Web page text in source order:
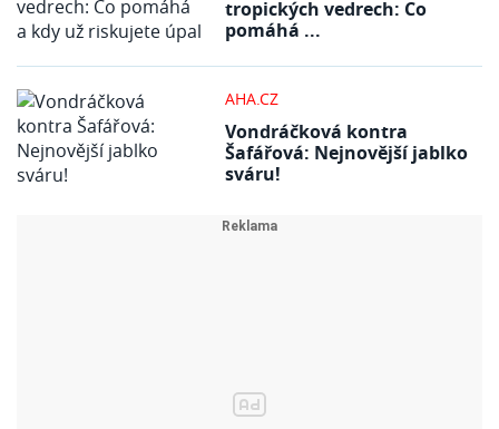
tropických vedrech: Co
pomáhá ...
AHA.CZ
Vondráčková kontra
Šafářová: Nejnovější jablko
sváru!